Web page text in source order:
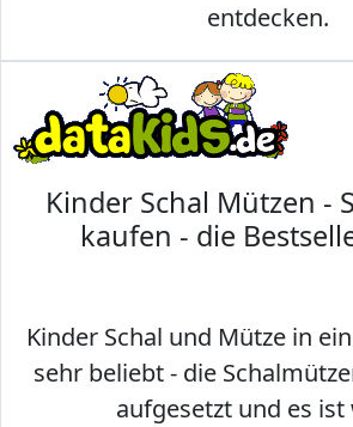
entdecken.
Kinder Schal Mützen -
kaufen - die
Kinder Schal und Mütze in
sehr beliebt - die
aufgesetzt und es ist